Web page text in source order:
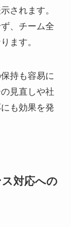
されます。
、チーム全
ます。
持も容易に
見直しや社
も効果を発
対応への